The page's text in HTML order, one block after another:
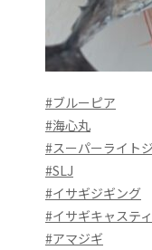
#ブルーピア
#海心丸
#スーパーライト
#SLJ
#イサギジギング
#イサギキャステ
#アマジギ